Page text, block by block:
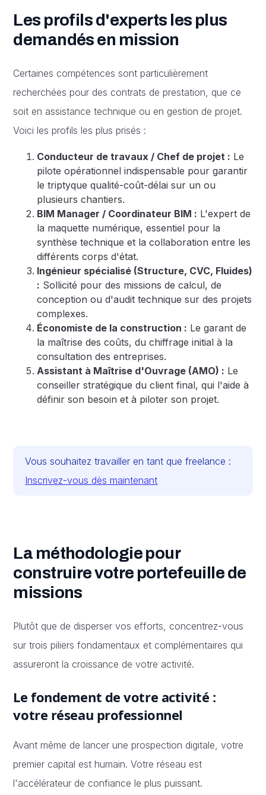
Les profils d'experts les plus
demandés en mission
Certaines compétences sont particulièrement
recherchées pour des contrats de prestation, que ce
soit en assistance technique ou en gestion de projet.
Voici les profils les plus prisés :
Conducteur de travaux / Chef de projet : Le
pilote opérationnel indispensable pour garantir
le triptyque qualité-coût-délai sur un ou
plusieurs chantiers.
BIM Manager / Coordinateur BIM : L'expert de
la maquette numérique, essentiel pour la
synthèse technique et la collaboration entre les
différents corps d'état.
Ingénieur spécialisé (Structure, CVC, Fluides)
: Sollicité pour des missions de calcul, de
conception ou d'audit technique sur des projets
complexes.
Économiste de la construction : Le garant de
la maîtrise des coûts, du chiffrage initial à la
consultation des entreprises.
Assistant à Maîtrise d'Ouvrage (AMO) : Le
conseiller stratégique du client final, qui l'aide à
définir son besoin et à piloter son projet.
Vous souhaitez travailler en tant que freelance :
Inscrivez-vous dès maintenant
La méthodologie pour
construire votre portefeuille de
missions
Plutôt que de disperser vos efforts, concentrez-vous
sur trois piliers fondamentaux et complémentaires qui
assureront la croissance de votre activité.
Le fondement de votre activité :
votre réseau professionnel
Avant même de lancer une prospection digitale, votre
premier capital est humain. Votre réseau est
l'accélérateur de confiance le plus puissant.